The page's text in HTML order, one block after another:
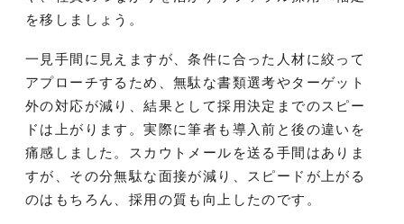
を移しましょう。
一見手間に見えますが、条件に合った人材に絞って
アプローチするため、無駄な書類選考やターゲット
外の対応が減り、結果として採用決定までのスピー
ドは上がります。実際に筆者も導入前と後の違いを
痛感しました。スカウトメールを送る手間はありま
すが、その分無駄な面接が減り、スピードが上がる
のはもちろん、採用の質も向上したのです。